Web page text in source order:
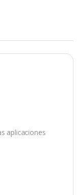
aplicaciones